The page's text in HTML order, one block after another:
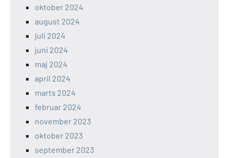
oktober 2024
august 2024
juli 2024
juni 2024
maj 2024
april 2024
marts 2024
februar 2024
november 2023
oktober 2023
september 2023